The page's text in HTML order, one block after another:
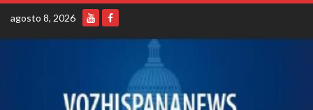
Skip
content
agosto 8, 2026